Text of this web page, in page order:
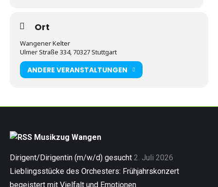
Ort
Wangener Kelter
Ulmer Straße 334, 70327 Stuttgart
ANDERE VERANSTALTUNGEN
Musikzug Wangen
Dirigent/Dirigentin (m/w/d) gesucht 2. Juli 2026
Lieblingsstücke des Orchesters: Frühjahrskonzert
begeistert mit Vielfalt und Emotionen